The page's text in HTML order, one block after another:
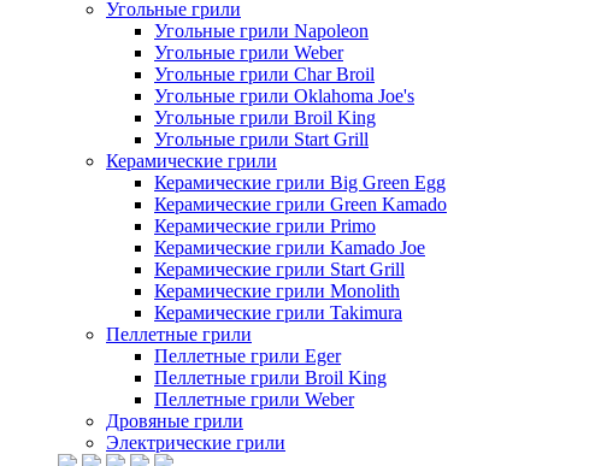
Угольные грили
Угольные грили Napoleon
Угольные грили Weber
Угольные грили Char Broil
Угольные грили Oklahoma Joe's
Угольные грили Broil King
Угольные грили Start Grill
Керамические грили
Керамические грили Big Green Egg
Керамические грили Green Kamado
Керамические грили Primo
Керамические грили Kamado Joe
Керамические грили Start Grill
Керамические грили Monolith
Керамические грили Takimura
Пеллетные грили
Пеллетные грили Eger
Пеллетные грили Broil King
Пеллетные грили Weber
Дровяные грили
Электрические грили